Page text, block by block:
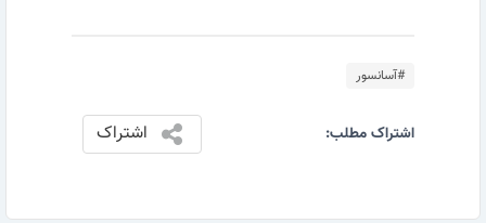
#آسانسور
اشتراک مطلب: اشتراک